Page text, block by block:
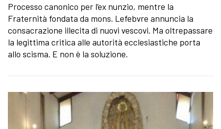
Processo canonico per l’ex nunzio, mentre la
Fraternità fondata da mons. Lefebvre annuncia la
consacrazione illecita di nuovi vescovi. Ma oltrepassare
la legittima critica alle autorità ecclesiastiche porta
allo scisma. E non è la soluzione.